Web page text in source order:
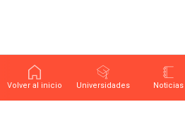
Volver al inicio Universidades Noticias